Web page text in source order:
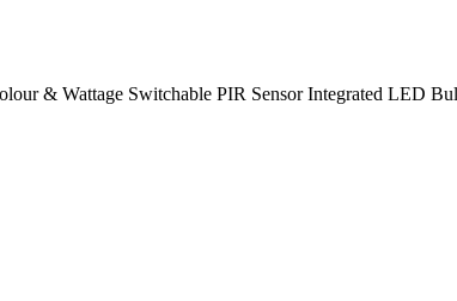
& Wattage Switchable PIR Sensor Integrated LED